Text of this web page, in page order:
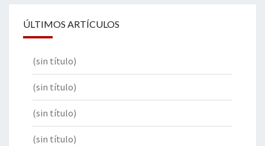
ÚLTIMOS ARTÍCULOS
(sin título)
(sin título)
(sin título)
(sin título)